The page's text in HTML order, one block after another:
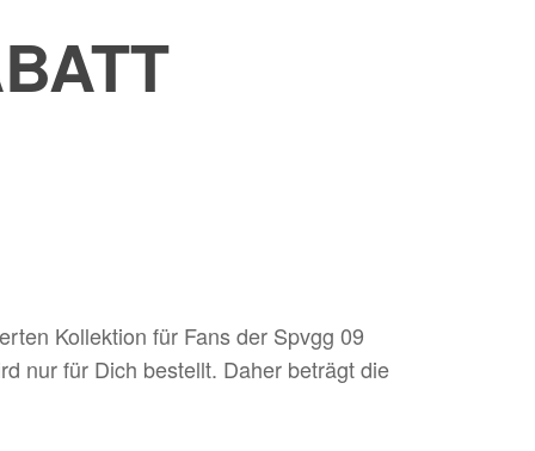
Kollektion für Fans der Spvgg 09
nur für Dich bestellt. Daher beträgt die